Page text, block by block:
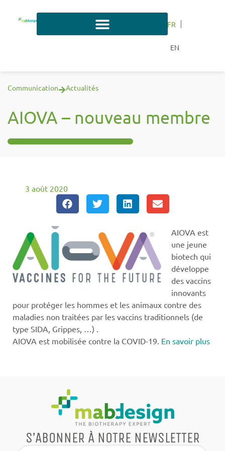
FR
EN
Communication Actualités
AIOVA – nouveau membre
3 août 2020
AIOVA est
une jeune
biotech qui
développe
des vaccins
innovants
pour protéger les hommes et les animaux contre des
maladies non traitées par les vaccins traditionnels (de
type SIDA, Grippes, …) .
AIOVA est mobilisée contre la COVID-19. En savoir plus
S’ABONNER À NOTRE NEWSLETTER